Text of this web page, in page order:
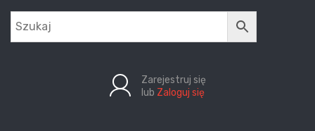
Zarejestruj się
lub Zaloguj się